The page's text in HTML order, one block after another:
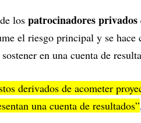
los patrocinadores privados
el riesgo principal y se hace
en una cuenta de
derivados de acometer
una cuenta de resultados”